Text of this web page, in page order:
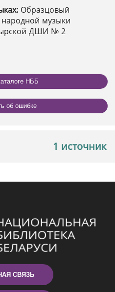
Образцовый
музыки
ДШИ № 2
НББ
об ошибке
1 источник
СВЯЗЬ